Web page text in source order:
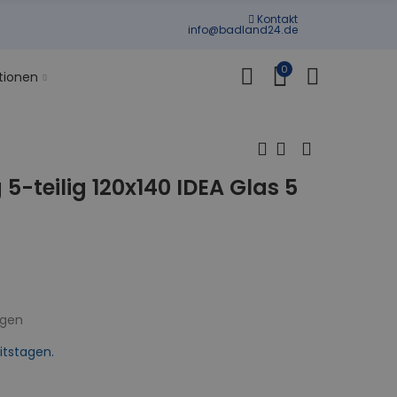
Kontakt
info@badland24.de
0
teilig 120x140 IDEA Glas 5